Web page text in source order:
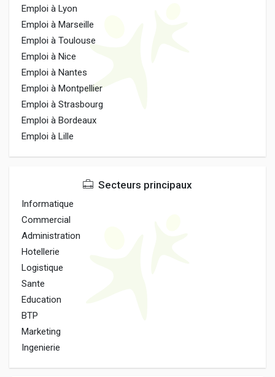
Emploi à Lyon
Emploi à Marseille
Emploi à Toulouse
Emploi à Nice
Emploi à Nantes
Emploi à Montpellier
Emploi à Strasbourg
Emploi à Bordeaux
Emploi à Lille
Secteurs principaux
Informatique
Commercial
Administration
Hotellerie
Logistique
Sante
Education
BTP
Marketing
Ingenierie